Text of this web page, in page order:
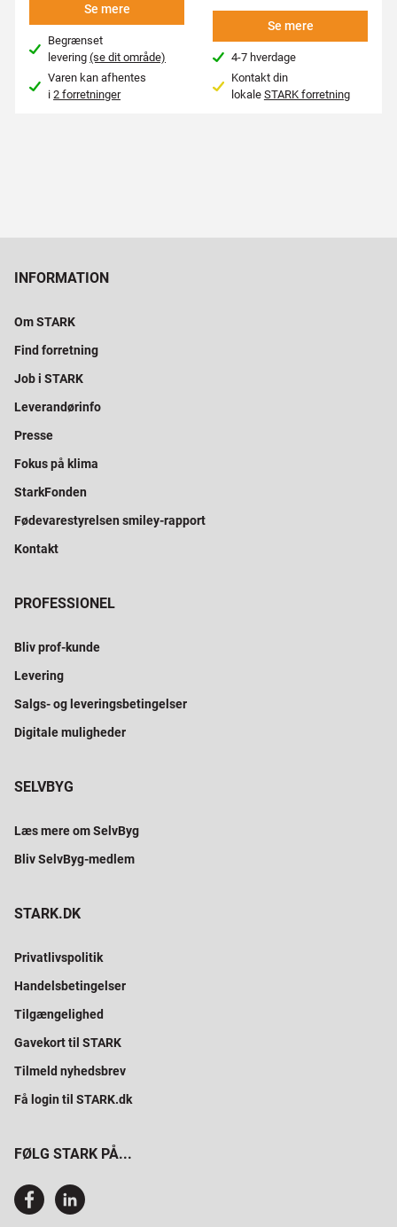
Se mere
Begrænset
levering(se dit område)
Varen kan afhentes
i2 forretninger
Se mere
4-7 hverdage
Kontakt din
lokale STARK forretning
INFORMATION
Om STARK
Find forretning
Job i STARK
Leverandørinfo
Presse
Fokus på klima
StarkFonden
Fødevarestyrelsen smiley-rapport
Kontakt
PROFESSIONEL
Bliv prof-kunde
Levering
Salgs- og leveringsbetingelser
Digitale muligheder
SELVBYG
Læs mere om SelvByg
Bliv SelvByg-medlem
STARK.DK
Privatlivspolitik
Handelsbetingelser
Tilgængelighed
Gavekort til STARK
Tilmeld nyhedsbrev
Få login til STARK.dk
FØLG STARK PÅ...